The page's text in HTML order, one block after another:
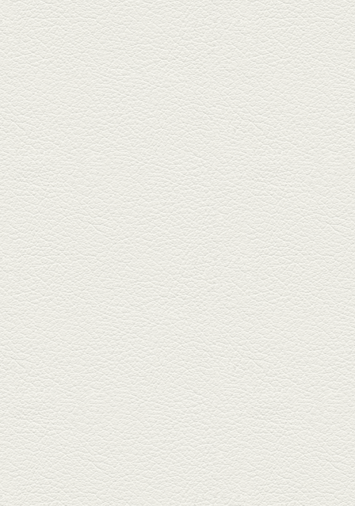
2025年10月17日放送
ヒレ焼き＆牛ひれ肉汁カ
レー
武蔵小路で人気の『ヒレ肉じゅ
んちゃん』へ。『銀ハイ』で乾
杯！ブ...
2025年9月26日放送
フォンダンエッグ＆二郎
系にんにくパスタ
北区麻生田の人気店『多酒多菜
満月』へ。『しろ』水割で乾
杯！出...
2025年9月5日放送
あくまのポテサラ＆変わ
り天ぷら盛り合わせ
武蔵小路の「たぬきと銀杏」で
自慢の「変わり天ぷら」を
「KAORU」...
2025年8月15日放送
お刺身盛り合わせ＆干物
盛りの七輪焼き
酒場通りの「食楽みかげ」は、
オーナーこだわりの魚料理が味
わえ...
2025年7月25日放送
朝ごはんプレート＆かん
ぱちのカマ(塩焼き)
並木坂では珍しい朝ごはんの店
「コルハコ」で昼飲みの刻。
「銀し...